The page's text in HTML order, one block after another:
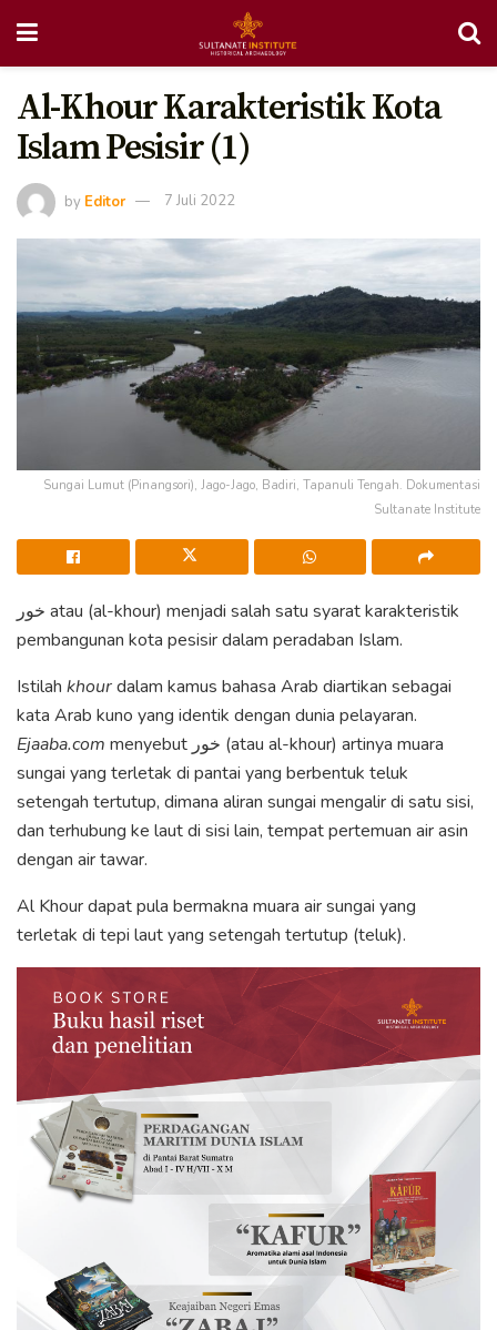
Al-Khour Karakteristik Kota
Islam Pesisir (1)
by Editor 7 Juli 2022
Sungai Lumut (Pinangsori), Jago-Jago, Badiri, Tapanuli Tengah. Dokumentasi
Sultanate Institute
خور atau (al-khour) menjadi salah satu syarat karakteristik
pembangunan kota pesisir dalam peradaban Islam.
Istilah khourdalam kamus bahasa Arab diartikan sebagai
kata Arab kuno yang identik dengan dunia pelayaran.
Ejaaba.com menyebut خور (atau al-khour) artinya muara
sungai yang terletak di pantai yang berbentuk teluk
setengah tertutup, dimana aliran sungai mengalir di satu sisi,
dan terhubung ke laut di sisi lain, tempat pertemuan air asin
dengan air tawar.
Al Khour dapat pula bermakna muara air sungai yang
terletak di tepi laut yang setengah tertutup (teluk).